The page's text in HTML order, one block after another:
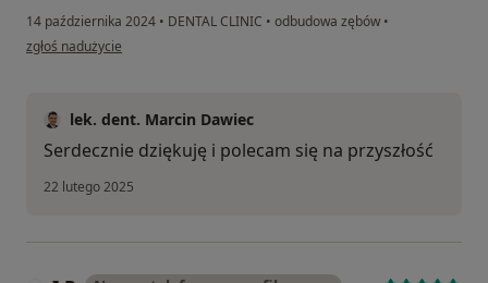
14 października 2024 • DENTAL CLINIC • odbudowa zębów •
w opinii użytkownika Kamila Prz.
zgłoś nadużycie
lek. dent. Marcin Dawiec
Serdecznie dziękuję i polecam się na przyszłość
22 lutego 2025